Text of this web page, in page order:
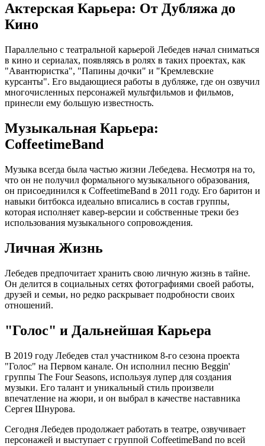
Актерская Карьера: От Дубляжа до
Кино
Параллельно с театральной карьерой Лебедев начал сниматься
в кино и сериалах, появляясь в ролях в таких проектах, как
"Авантюристка", "Папины дочки" и "Кремлевские
курсанты". Его выдающиеся работы в дубляже, где он озвучил
многочисленных персонажей мультфильмов и фильмов,
принесли ему большую известность.
Музыкальная Карьера:
CoffeetimeBand
Музыка всегда была частью жизни Лебедева. Несмотря на то,
что он не получил формального музыкального образования,
он присоединился к CoffeetimeBand в 2011 году. Его баритон и
навыки битбокса идеально вписались в состав группы,
которая исполняет кавер-версии и собственные треки без
использования музыкального сопровождения.
Личная Жизнь
Лебедев предпочитает хранить свою личную жизнь в тайне.
Он делится в социальных сетях фотографиями своей работы,
друзей и семьи, но редко раскрывает подробности своих
отношений.
"Голос" и Дальнейшая Карьера
В 2019 году Лебедев стал участником 8-го сезона проекта
"Голос" на Первом канале. Он исполнил песню Beggin'
группы The Four Seasons, используя лупер для создания
музыки. Его талант и уникальный стиль произвели
впечатление на жюри, и он выбрал в качестве наставника
Сергея Шнурова.
Сегодня Лебедев продолжает работать в театре, озвучивает
персонажей и выступает с группой CoffeetimeBand по всей